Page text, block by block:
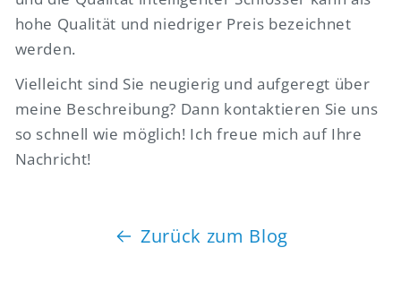
hohe Qualität und niedriger Preis bezeichnet
werden.
Vielleicht sind Sie neugierig und aufgeregt über
meine Beschreibung? Dann kontaktieren Sie uns
so schnell wie möglich! Ich freue mich auf Ihre
Nachricht!
Zurück zum Blog